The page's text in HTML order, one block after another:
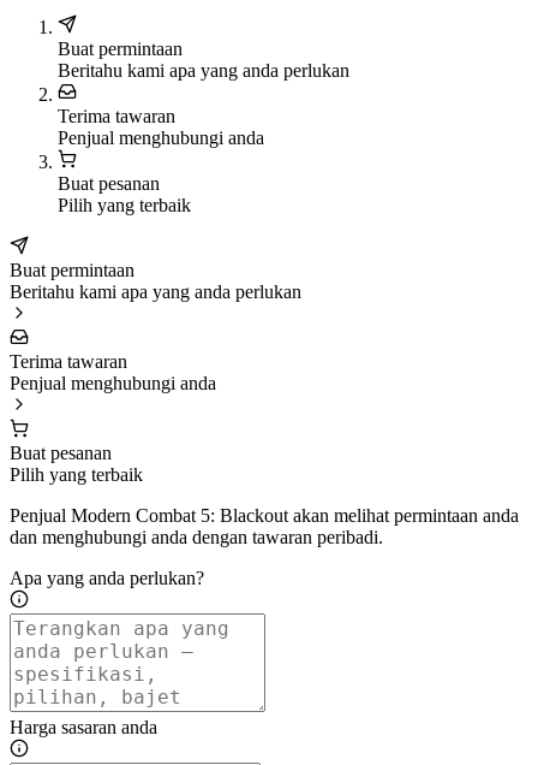
Buat permintaan
Beritahu kami apa yang anda perlukan
Terima tawaran
Penjual menghubungi anda
Buat pesanan
Pilih yang terbaik
Buat permintaan
Beritahu kami apa yang anda perlukan
Terima tawaran
Penjual menghubungi anda
Buat pesanan
Pilih yang terbaik
Penjual Modern Combat 5: Blackout akan melihat permintaan anda
dan menghubungi anda dengan tawaran peribadi.
Apa yang anda perlukan?
Harga sasaran anda